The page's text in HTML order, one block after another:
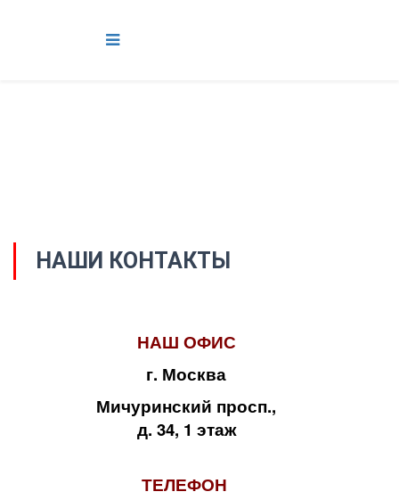
НАШИ КОНТАКТЫ
НАШ ОФИС
г. Москва
Мичуринский просп.,
д. 34, 1 этаж
ТЕЛЕФОН